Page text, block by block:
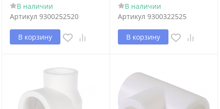
В наличии
Артикул 9300252520
В корзину
В наличии
Артикул 9300322525
В корзину